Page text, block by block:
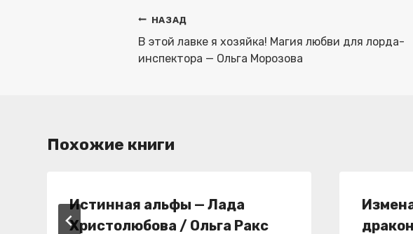
Навигация
по
записям
НАЗАД
В этой лавке я хозяйка! Магия любви для лорда-
инспектора — Ольга Морозова
Похожие книги
Истинная альфы — Лада
Христолюбова / Ольга Ракс